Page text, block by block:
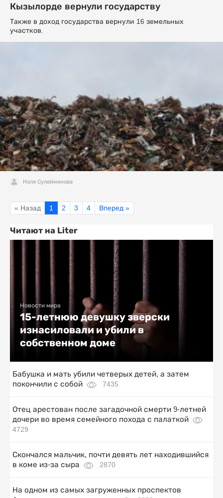
Кызылорде вернули государству
Также в доход государства вернули 16 земельных
участков.
Нэля Сулейменова
« Назад 1 2 3 4 Вперед »
Читают на Liter
Новости мира
15-летнюю девушку зверски
изнасиловали и убили в
собственном доме
Бабушка и мать убили четверых детей, а затем
покончили с собой
7435
Отец арестован после загадочной смерти 9-летней
дочери во время семейного похода с палаткой
4729
Скончался мальчик, почти девять лет находившийся
в коме из-за сыра
2870
На одном из самых загруженных проспектов